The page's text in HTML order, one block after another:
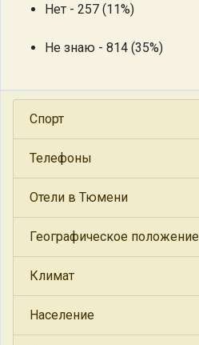
Нет - 257 (11%)
Не знаю - 814 (35%)
Спорт
Телефоны
Отели в Тюмени
Географическое положение
Климат
Население